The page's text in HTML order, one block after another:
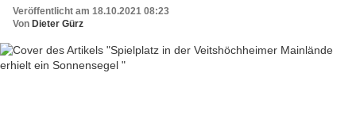
Veröffentlicht am 18.10.2021 08:23
Von Dieter Gürz